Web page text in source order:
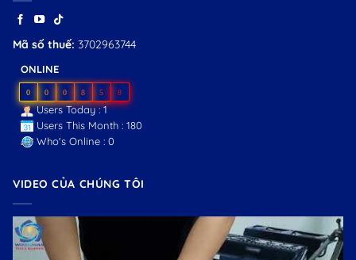
Mã số thuế: 3702963744
ONLINE
0 0 0 8 5 8
Users Today : 1
Users This Month : 180
Who's Online : 0
VIDEO CỦA CHÚNG TÔI